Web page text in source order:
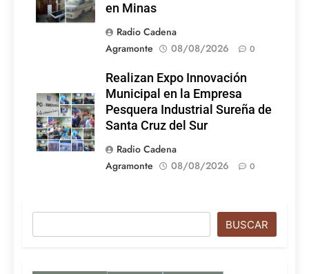
en Minas
Radio Cadena
Agramonte
08/08/2026 0
Realizan Expo Innovación
Municipal en la Empresa
Pesquera Industrial Sureña de
Santa Cruz del Sur
Radio Cadena
Agramonte
08/08/2026 0
BUSCAR